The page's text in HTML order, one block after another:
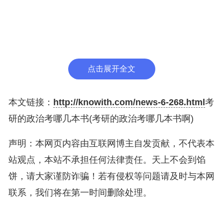
通过了硕士研究生入学考试。如果你也想考研，我强
绩！
二、中国近现代史纲要
中国近现代史纲要也是考研政治的重要科目之一。该
课程主要涉及中国近代以来的历史事件、人物和思
潮，包括鸦片战争、太平天国运动、辛亥革命、五四
运动、新文化运动等重要历史事件，以及孙中山、毛
点击展开全文
本文链接： http://knowith.com/news-6-268.html 考
研的政治考哪几本书(考研的政治考哪几本书啊)
声明：本网页内容由互联网博主自发贡献，不代表本
站观点，本站不承担任何法律责任。天上不会到馅
饼，请大家谨防诈骗！若有侵权等问题请及时与本网
联系，我们将在第一时间删除处理。